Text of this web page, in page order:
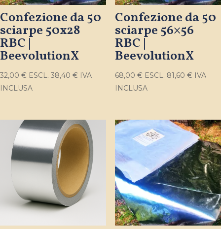
Confezione da 50
sciarpe 50x28
RBC |
BeevolutionX
32,00 € ESCL. 38,40 € IVA
INCLUSA
Confezione da 50
sciarpe 56×56
RBC |
BeevolutionX
68,00 € ESCL. 81,60 €IVA
INCLUSA